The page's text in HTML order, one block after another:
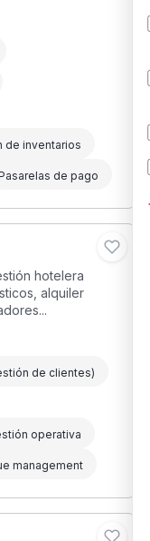
de inventarios
de pago
hotelera
alquiler
de clientes)
operativa
management